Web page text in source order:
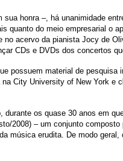
honra –, há unanimidade
do meio empresarial o
acervo da pianista Jocy de
CDs e DVDs dos concertos
possuem material de
City University of New York e
os quase 30 anos em
2008) – um conjunto
música erudita. De modo